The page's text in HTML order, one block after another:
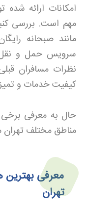
امکانات ارائه
مهم است. بررسی
مانند صبحانه
سرویس حمل و نقل
نظرات مسافران
کیفیت خدمات و
حال به معرفی
مناطق مختلف تهران
معرفی
تهران